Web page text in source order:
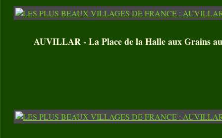
AUVILLAR - La Place de la Halle aux Grains